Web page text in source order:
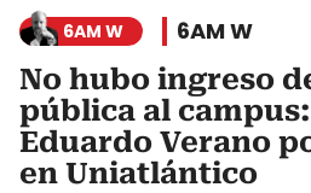
6AM W 6AM W
No hubo ingreso
pública al
Eduardo Verano
en Uniatlántico